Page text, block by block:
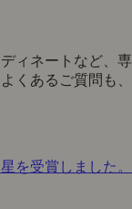
ィネートなど、専
くあるご質問も、
を受賞しました。